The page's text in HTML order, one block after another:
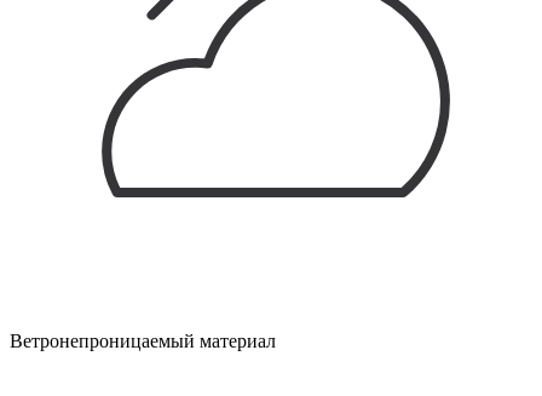
Ветронепроницаемый материал